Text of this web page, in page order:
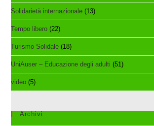
Solidarietà internazionale (13)
Tempo libero (22)
Turismo Solidale (18)
UniAuser – Educazione degli adulti (51)
video (5)
Archivi